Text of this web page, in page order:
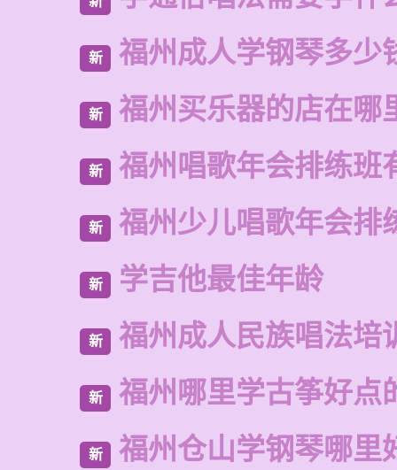
新 福州成人学钢琴多少
新 福州买乐器的店在哪
新 福州唱歌年会排练班
新 福州少儿唱歌年会排
新 学吉他最佳年龄
新 福州成人民族唱法培
新 福州哪里学古筝好点
新 福州仓山学钢琴哪里